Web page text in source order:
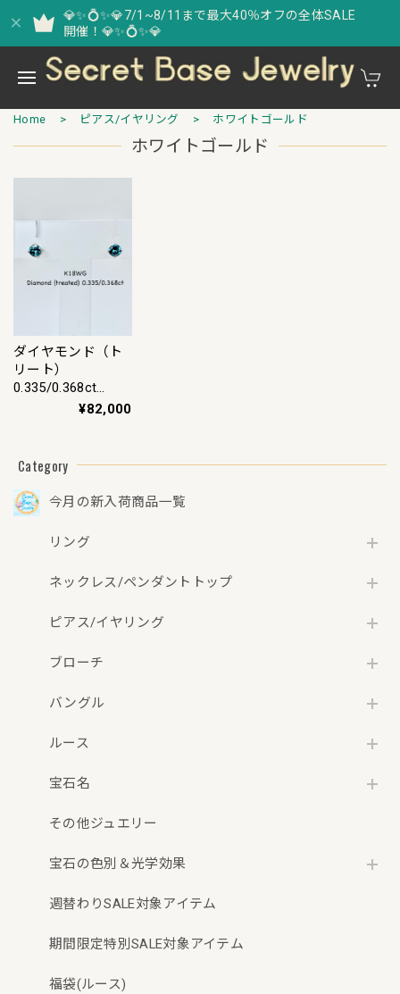
💎✨💍✨💎7/1~8/11まで最大40％オフの全体SALE
開催！💎✨💍✨💎
Home ピアス/イヤリング ホワイトゴールド
ホワイトゴールド
ダイヤモンド（ト
リート）
0.335/0.368ct
K18WG ピアス【リ
修・洗浄等済)】
¥82,000
Category
今月の新入荷商品一覧
リング
ネックレス/ペンダントトップ
ピアス/イヤリング
ブローチ
バングル
ルース
宝石名
その他ジュエリー
宝石の色別＆光学効果
週替わりSALE対象アイテム
期間限定特別SALE対象アイテム
福袋(ルース)